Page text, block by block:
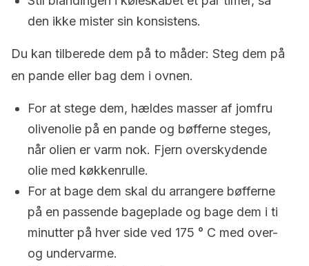
den ikke mister sin konsistens.
Du kan tilberede dem på to måder: Steg dem på
en pande eller bag dem i ovnen.
For at stege dem, hældes masser af jomfru
olivenolie på en pande og bøfferne steges,
når olien er varm nok. Fjern overskydende
olie med køkkenrulle.
For at bage dem skal du arrangere bøfferne
på en passende bageplade og bage dem i ti
minutter på hver side ved 175 ° C med over-
og undervarme.